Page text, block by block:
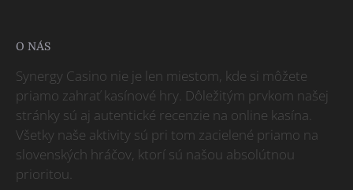
O NÁS
Synergy Casino nie je len miestom, kde si môžete
priamo zahrať kasínové hry. Dôležitým prvkom našej
stránky sú aj autentické recenzie na online kasína.
Všetky naše aktivity sú pri tom zacielené priamo na
slovenských hráčov, ktorí sú našou absolútnou
prioritou.